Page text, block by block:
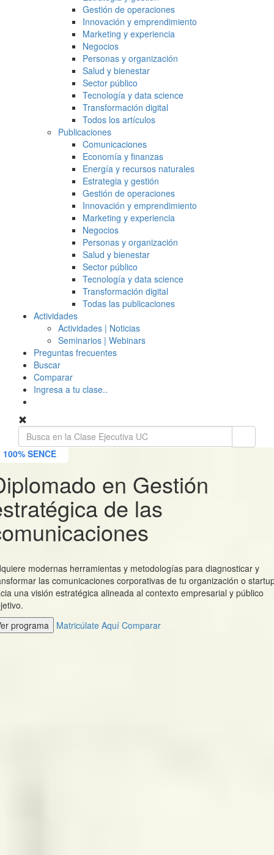
Gestión de operaciones
Innovación y emprendimiento
Marketing y experiencia
Negocios
Personas y organización
Salud y bienestar
Sector público
Tecnología y data science
Transformación digital
Todos los artículos
Publicaciones
Comunicaciones
Economía y finanzas
Energía y recursos naturales
Estrategia y gestión
Gestión de operaciones
Innovación y emprendimiento
Marketing y experiencia
Negocios
Personas y organización
Salud y bienestar
Sector público
Tecnología y data science
Transformación digital
Todas las publicaciones
Actividades
Actividades | Noticias
Seminarios | Webinars
Preguntas frecuentes
Buscar
Comparar
Ingresa a tu clase..
100% SENCE
en Gestión
de las
modernas herramientas y metodologías para diagnosticar y
las comunicaciones corporativas de tu organización o
una visión estratégica alineada al contexto empresarial y público
programa
Matricúlate Aquí Comparar